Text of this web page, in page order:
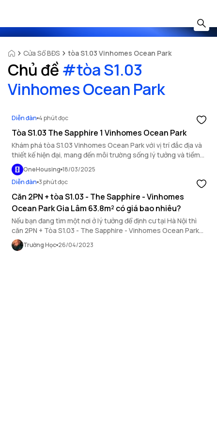
Cửa Sổ BĐS tòa S1.03 Vinhomes Ocean Park
Chủ đề #tòa S1.03
Vinhomes Ocean Park
Diễn đàn 4 phút đọc
Tòa S1.03 The Sapphire 1 Vinhomes Ocean Park
Khám phá tòa S1.03 Vinhomes Ocean Park với vị trí đắc địa và
thiết kế hiện đại, mang đến môi trường sống lý tưởng và tiềm
năng đầu tư hấp dẫn.
OneHousing 18/03/2025
Diễn đàn 3 phút đọc
Căn 2PN + tòa S1.03 - The Sapphire - Vinhomes
Ocean Park Gia Lâm 63.8m² có giá bao nhiêu?
Nếu bạn đang tìm một nơi ở lý tưởng để định cư tại Hà Nội thì
căn 2PN + Tòa S1.03 - The Sapphire - Vinhomes Ocean Park
Gia Lâm chắc chắn là một trong những lựa chọn hàng đầu dành
cho bạn.
Trường Học 26/04/2023